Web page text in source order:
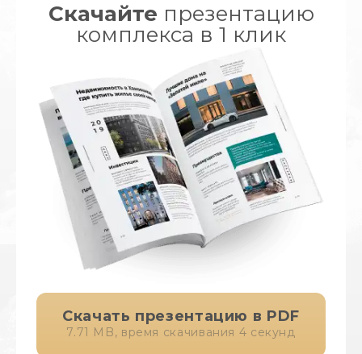
Скачайте презентацию
комплекса в 1 клик
Скачать презентацию в PDF
7.71 MB, время скачивания 4 секунд